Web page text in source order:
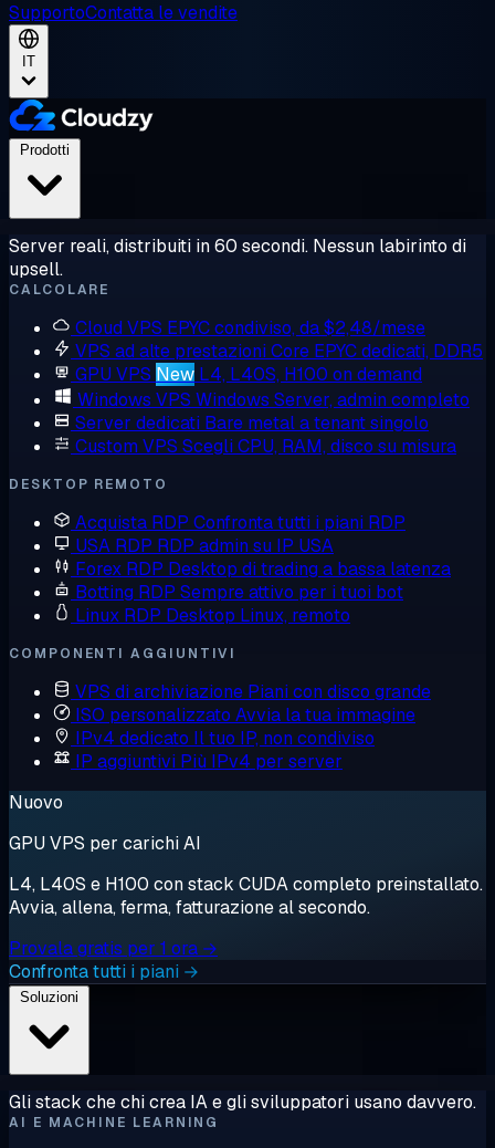
SupportoContatta le vendite
IT
Server reali, distribuiti in 60 secondi. Nessun labirinto di
upsell.
CALCOLARE
Cloud VPS EPYC condiviso, da $2,48/mese
VPS ad alte prestazioni Core EPYC dedicati, DDR5
GPU VPS New L4, L40S, H100 on demand
Windows VPS Windows Server, admin completo
Server dedicati Bare metal a tenant singolo
Custom VPS Scegli CPU, RAM, disco su misura
DESKTOP REMOTO
Acquista RDP Confronta tutti i piani RDP
USA RDP RDP admin su IP USA
Forex RDP Desktop di trading a bassa latenza
Botting RDP Sempre attivo per i tuoi bot
Linux RDP Desktop Linux, remoto
COMPONENTI AGGIUNTIVI
VPS di archiviazione Piani con disco grande
ISO personalizzato Avvia la tua immagine
IPv4 dedicato Il tuo IP, non condiviso
IP aggiuntivi Più IPv4 per server
Nuovo
GPU VPS per carichi AI
L4, L40S e H100 con stack CUDA completo preinstallato.
Avvia, allena, ferma, fatturazione al secondo.
Provala gratis per 1 ora →
Confronta tutti i piani →
Gli stack che chi crea IA e gli sviluppatori usano davvero.
AI E MACHINE LEARNING